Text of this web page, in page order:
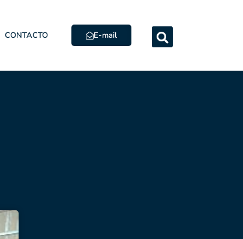
CONTACTO E-mail